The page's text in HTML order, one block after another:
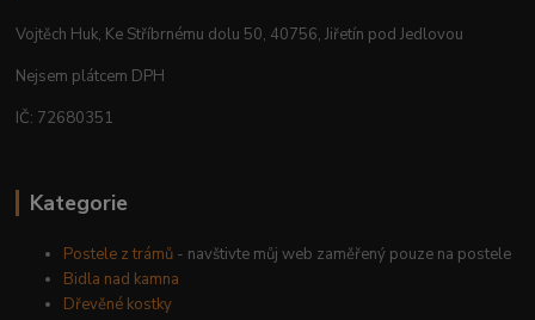
Vojtěch Huk, Ke Stříbrnému dolu 50, 40756, Jiřetín pod Jedlovou
Nejsem plátcem DPH
IČ: 72680351
Kategorie
Postele z trámů - navštivte můj web zaměřený pouze na postele
Bidla nad kamna
Dřevěné kostky